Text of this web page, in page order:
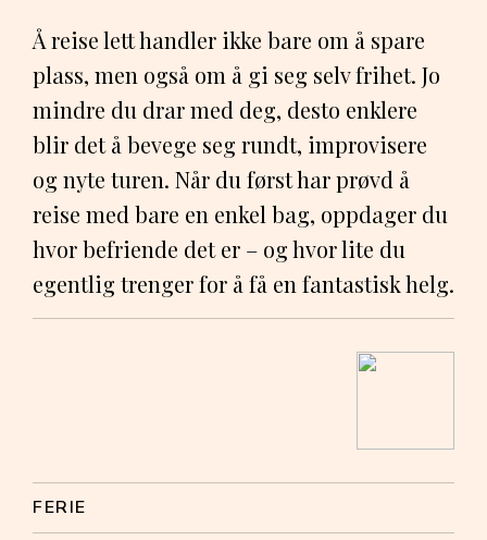
Å reise lett handler ikke bare om å spare
plass, men også om å gi seg selv frihet. Jo
mindre du drar med deg, desto enklere
blir det å bevege seg rundt, improvisere
og nyte turen. Når du først har prøvd å
reise med bare en enkel bag, oppdager du
hvor befriende det er – og hvor lite du
egentlig trenger for å få en fantastisk helg.
FERIE